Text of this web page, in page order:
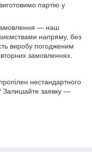
партію у
— наш
напряму, без
виробу погодженим
замовленнях.
нестандартного
Залишайте заявку —